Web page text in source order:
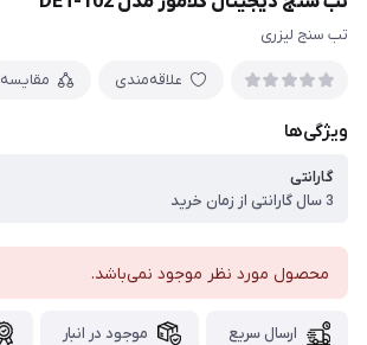
تب سنج لیزری
علاقه‌مندی مقایسه
ویژگی‌ها
گارانتی
3 سال گارانتی از زمان خرید
محصول مورد نظر موجود نمی‌باشد.
ارسال سریع موجود در انبار